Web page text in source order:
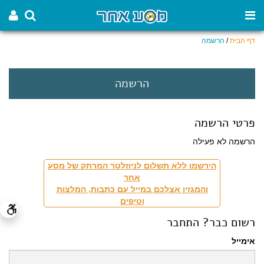
דף הבית/ הרשמה
הרשמה
פרטי הרשמה
הרשמה לא פעילה
הירשמו ללא תשלום לניוזלטר המרתק של מסע
אחר
והמגזין אצלכם במייל עם כתבות, המלצות
וטיפים
רשום כבר? התחבר
אימייל